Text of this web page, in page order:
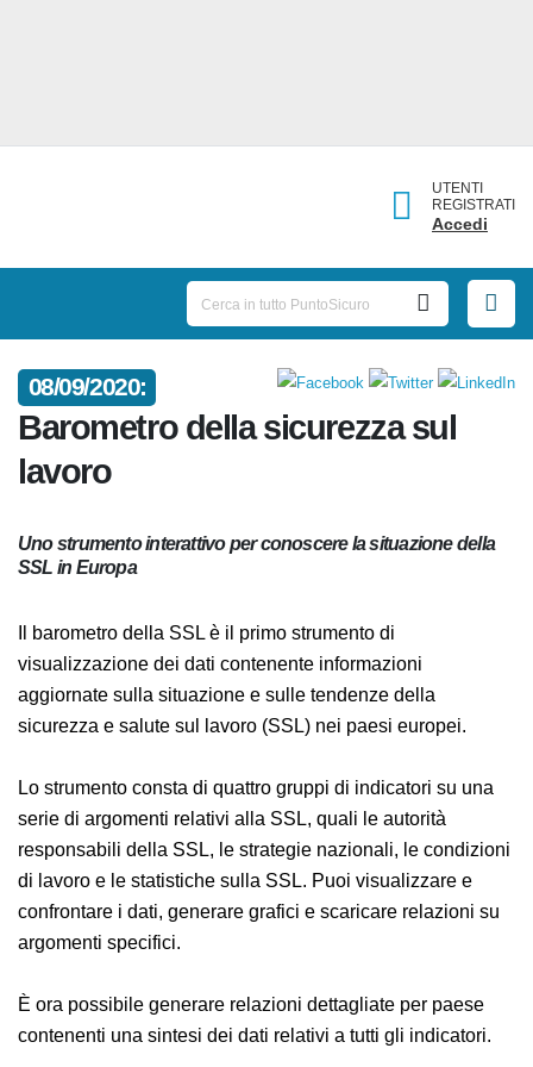
UTENTI
REGISTRATI
Accedi
08/09/2020:
Barometro della sicurezza sul
lavoro
Uno strumento interattivo per conoscere la situazione della
SSL in Europa
Il barometro della SSL è il primo strumento di
visualizzazione dei dati contenente informazioni
aggiornate sulla situazione e sulle tendenze della
sicurezza e salute sul lavoro (SSL) nei paesi europei.
Lo strumento consta di quattro gruppi di indicatori su una
serie di argomenti relativi alla SSL, quali le autorità
responsabili della SSL, le strategie nazionali, le condizioni
di lavoro e le statistiche sulla SSL. Puoi visualizzare e
confrontare i dati, generare grafici e scaricare relazioni su
argomenti specifici.
È ora possibile generare relazioni dettagliate per paese
contenenti una sintesi dei dati relativi a tutti gli indicatori.